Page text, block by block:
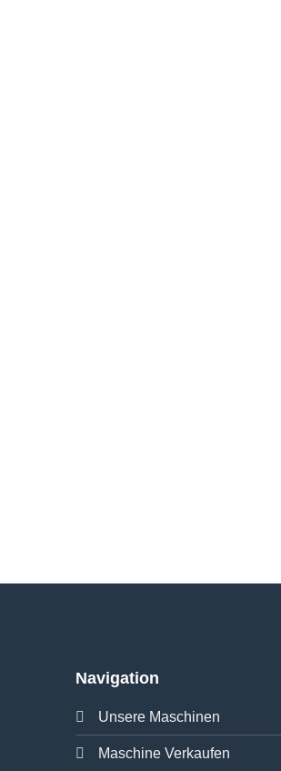
Navigation
Unsere Maschinen
Maschine Verkaufen